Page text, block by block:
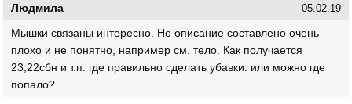
Людмила 05.02.19
Мышки связаны интересно. Но описание составлено очень
плохо и не понятно, например см. тело. Как получается
23,22сбн и т.п. где правильно сделать убавки. или можно где
попало?